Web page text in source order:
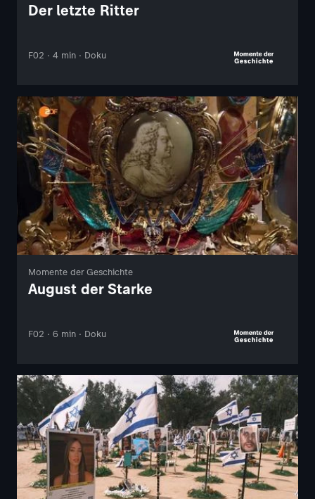
Der letzte Ritter
F02 · 4 min · Doku
Momente der Geschichte
August der Starke
F02 · 6 min · Doku